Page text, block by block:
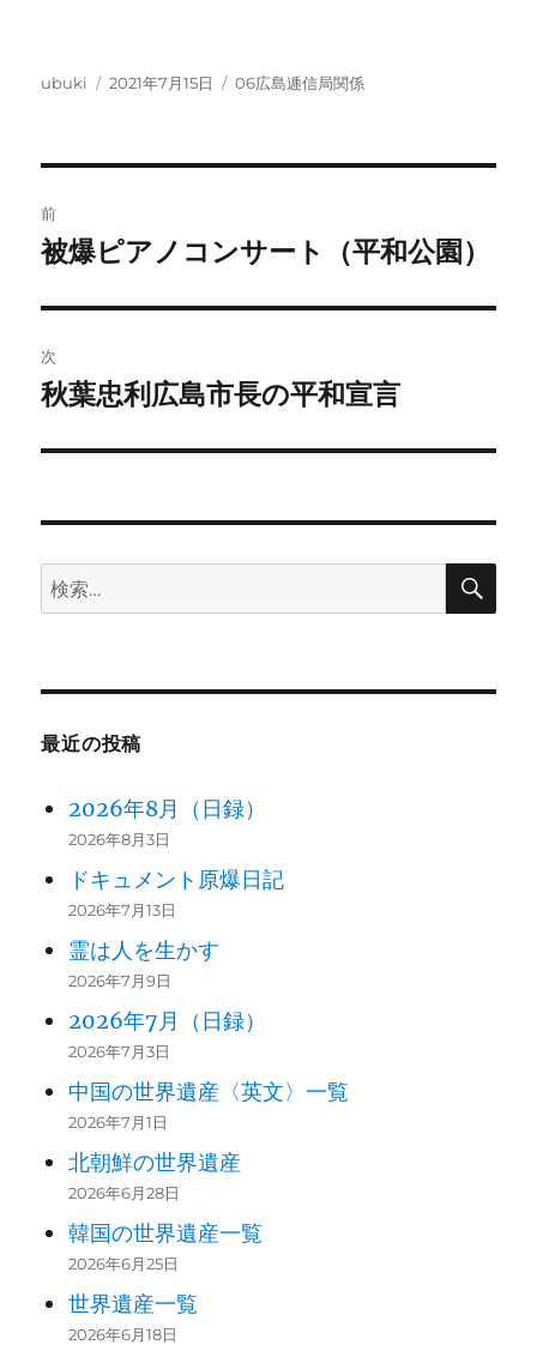
投
ubuki
投
2021年7月15日
カ
06広島逓信局関係
稿
ビ
ゲ
ー
ン
前
前
投
稿:
被爆ピアノコンサート（平和公園）
次
次
投
秋葉忠利広島市長の平和宣言
検
索:
検
最近の投稿
2026年8月（日録）
2026年8月3日
ドキュメント原爆日記
2026年7月13日
霊は人を生かす
2026年7月9日
2026年7月（日録）
2026年7月3日
中国の世界遺産〈英文〉一覧
2026年7月1日
北朝鮮の世界遺産
2026年6月28日
韓国の世界遺産一覧
2026年6月25日
世界遺産一覧
2026年6月18日